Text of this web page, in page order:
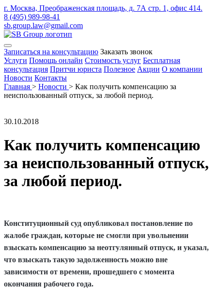
г. Москва, Преображенская площадь, д. 7А стр. 1, офис 414.
8 (495) 989-98-41
sb.group.law@gmail.com
Записаться на консультацию Заказать звонок
Услуги Помощь онлайн Стоимость услуг Бесплатная
консультация Притчи юриста Полезное Акции О компании
Новости Контакты
Главная > Новости > Как получить компенсацию за
неиспользованный отпуск, за любой период.
30.10.2018
Как получить компенсацию
за неиспользованный отпуск,
за любой период.
Конституционный суд опубликовал постановление по
жалобе граждан, которые не смогли при увольнении
взыскать компенсацию за неотгулянный отпуск, и указал,
что взыскать такую задолженность можно вне
зависимости от времени, прошедшего с момента
окончания рабочего года.